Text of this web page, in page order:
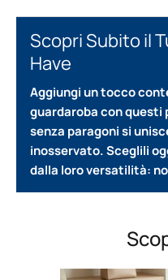
Scopri Subito il
Have
Aggiungi un tocco
guardaroba con
senza paragoni si
inosservato. Sceglili
dalla loro versatilità: